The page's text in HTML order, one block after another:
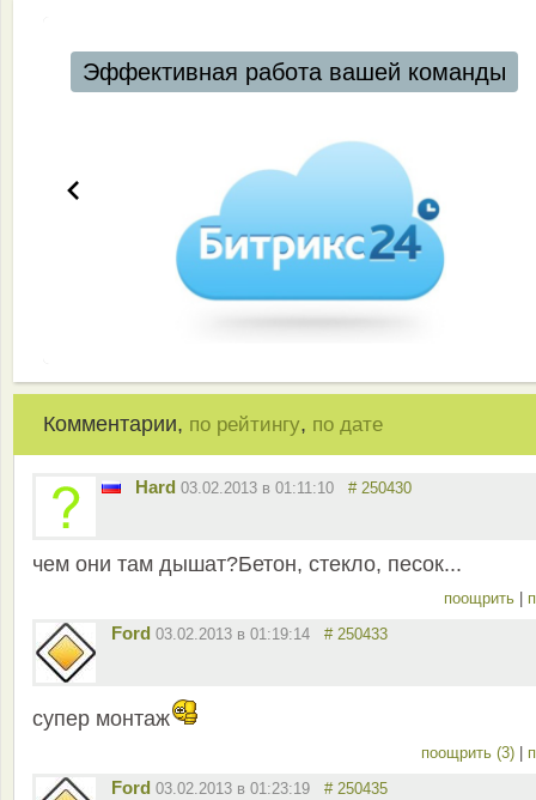
Эффективная работа вашей команды
Комментарии, по рейтингу, по дате
Hard 03.02.2013 в 01:11:10 # 250430
чем они там дышат?Бетон, стекло, песок...
поощрить
Ford 03.02.2013 в 01:19:14 # 250433
супер монтаж
поощрить (3)
Ford 03.02.2013 в 01:23:19 # 250435